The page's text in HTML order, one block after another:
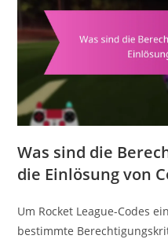
Was sind die
die Einlösung von
Um Rocket League-Codes
bestimmte